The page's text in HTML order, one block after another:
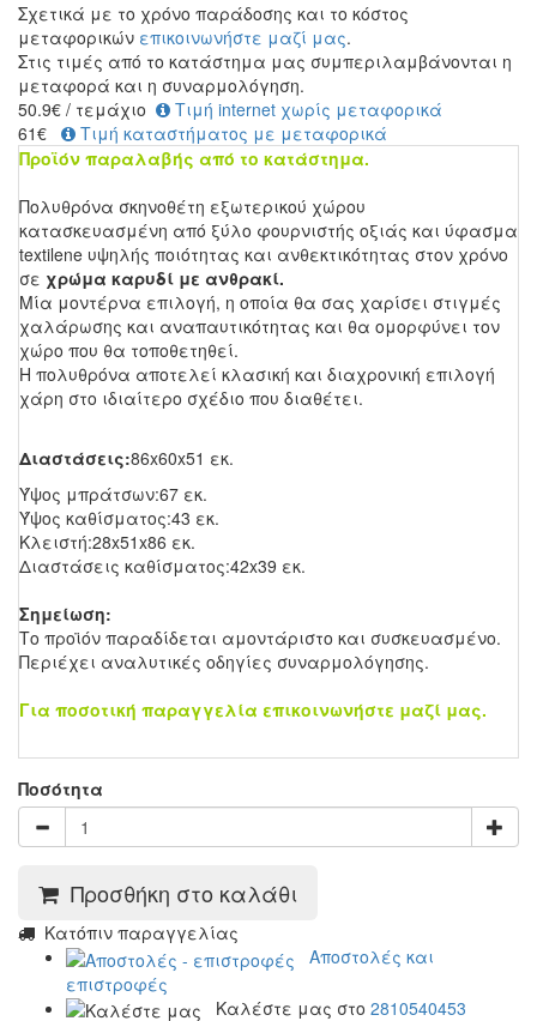
Σχετικά με το χρόνο παράδοσης και το κόστος
μεταφορικών επικοινωνήστε μαζί μας.
Στις τιμές από το κατάστημα μας συμπεριλαμβάνονται η
μεταφορά και η συναρμολόγηση.
50.9€ / τεμάχιο
Τιμή internet χωρίς μεταφορικά
61€
Τιμή καταστήματος με μεταφορικά
Προϊόν παραλαβής από το κατάστημα.
Πολυθρόνα σκηνοθέτη εξωτερικού χώρου
κατασκευασμένη από ξύλο φουρνιστής οξιάς και ύφασμα
textilene υψηλής ποιότητας και ανθεκτικότητας στον χρόνο
σε χρώμα καρυδί με ανθρακί.
Μία μοντέρνα επιλογή, η οποία θα σας χαρίσει στιγμές
χαλάρωσης και αναπαυτικότητας και θα ομορφύνει τον
χώρο που θα τοποθετηθεί.
Η πολυθρόνα αποτελεί κλασική και διαχρονική επιλογή
χάρη στο ιδιαίτερο σχέδιο που διαθέτει.
Διαστάσεις:86x60x51 εκ.
Ύψος μπράτσων:67 εκ.
Ύψος καθίσματος:43 εκ.
Κλειστή:28x51x86 εκ.
Διαστάσεις καθίσματος:42x39 εκ.
Σημείωση:
Το προϊόν παραδίδεται αμοντάριστο και συσκευασμένο.
Περιέχει αναλυτικές οδηγίες συναρμολόγησης.
Για ποσοτική παραγγελία επικοινωνήστε μαζί μας.
Ποσότητα
Προσθήκη στο καλάθι
Kατόπιν παραγγελίας
Αποστολές και
επιστροφές
Καλέστε μας στο 2810540453